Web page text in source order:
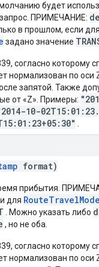
будет
ПРИМЕЧАНИЕ:
в прошлом, если для
задано значение
согласно которому
нормализован по оси
запятой. Также
от «Z». Примеры:
10-
format)
прибытия.
для RouteTravelMode
. Можно указать либо
, но не оба.
согласно которому
нормализован по оси